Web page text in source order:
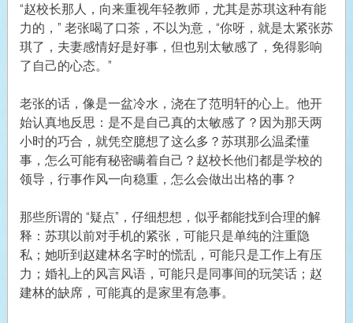
“赵校长那人，向来重视年轻教师，尤其是苏琪这种有能
力的，” 老张喝了口茶，不以为意，“你呀，就是太紧张苏
琪了，夫妻感情好是好事，但也别太敏感了，免得影响
了自己的心态。”
老张的话，像是一盆冷水，浇在了范明轩的心上。他开
始认真地反思：是不是自己真的太敏感了？因为那天两
小时的巧合，就凭空臆想了这么多？苏琪那么温柔懂
事，怎么可能有秘密瞒着自己？赵校长他们都是学校的
领导，行事作风一向稳重，怎么会做出出格的事？
那些所谓的 “疑点”，仔细想想，似乎都能找到合理的解
释：苏琪以前对手机的紧张，可能只是单纯的注重隐
私；她听到赵建林名字时的慌乱，可能只是工作上有压
力；婚礼上的风言风语，可能只是同事间的玩笑话；赵
建林的缺席，可能真的是家里有急事。